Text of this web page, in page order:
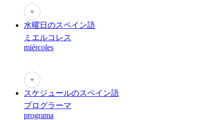
♥
水曜日のスペイン語
ミエルコレス
miércoles
♥
スケジュールのスペイン語
プログラーマ
programa